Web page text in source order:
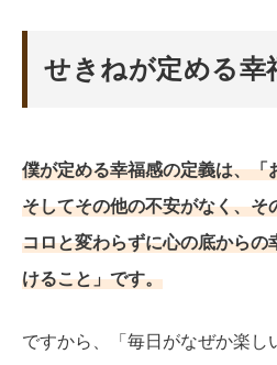
せきねが定める幸
僕が定める幸福感の定義は、「
そしてその他の不安がなく、そ
コロと変わらずに心の底からの
けること」です。
ですから、「毎日がなぜか楽し